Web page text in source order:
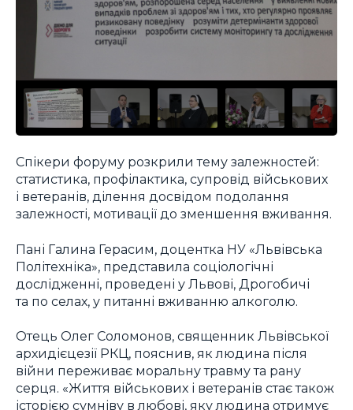
Спікери форуму розкрили тему залежностей:
статистика, профілактика, супровід військових
і ветеранів, ділення досвідом подолання
залежності, мотивації до зменшення вживання.
Пані Галина Герасим, доцентка НУ «Львівська
Політехніка», представила соціологічні
дослідженні, проведені у Львові, Дрогобичі
та по селах, у питанні вживанню алкоголю.
Отець Олег Соломонов, священник Львівської
архидієцезії РКЦ, пояснив, як людина після
війни переживає моральну травму та рану
серця. «Життя військових і ветеранів стає також
історією сумніву в любові, яку людина отримує